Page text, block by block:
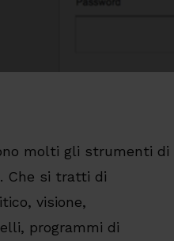
molti gli strumenti di
Che si tratti di
visione,
programmi di